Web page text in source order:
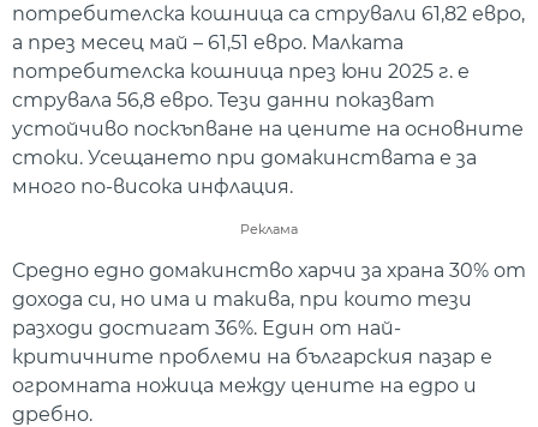
потребителска кошница са стрували 61,82 евро,
а през месец май – 61,51 евро. Малката
потребителска кошница през юни 2025 г. е
струвала 56,8 евро. Тези данни показват
устойчиво поскъпване на цените на основните
стоки. Усещането при домакинствата е за
много по-висока инфлация.
Реклама
Средно едно домакинство харчи за храна 30% от
дохода си, но има и такива, при които тези
разходи достигат 36%. Един от най-
критичните проблеми на българския пазар е
огромната ножица между цените на едро и
дребно.